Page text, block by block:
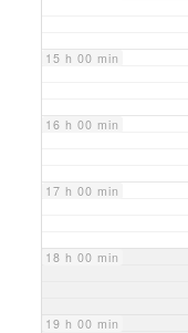
15 h 00 min
16 h 00 min
17 h 00 min
18 h 00 min
19 h 00 min